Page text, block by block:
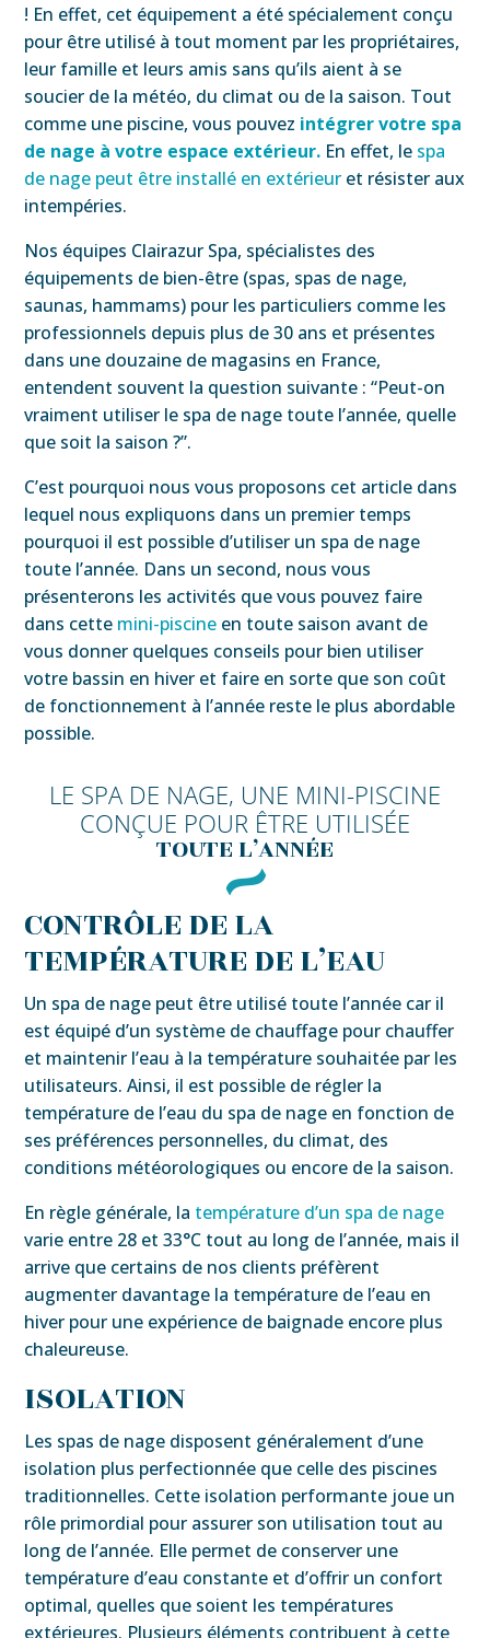
! En effet, cet équipement a été spécialement conçu
pour être utilisé à tout moment par les propriétaires,
leur famille et leurs amis sans qu’ils aient à se
soucier de la météo, du climat ou de la saison. Tout
comme une piscine, vous pouvez intégrer votre spa
de nage à votre espace extérieur. En effet, le spa
de nage peut être installé en extérieur et résister aux
intempéries.
Nos équipes Clairazur Spa, spécialistes des
équipements de bien-être (spas, spas de nage,
saunas, hammams) pour les particuliers comme les
professionnels depuis plus de 30 ans et présentes
dans une douzaine de magasins en France,
entendent souvent la question suivante : “Peut-on
vraiment utiliser le spa de nage toute l’année, quelle
que soit la saison ?”.
C’est pourquoi nous vous proposons cet article dans
lequel nous expliquons dans un premier temps
pourquoi il est possible d’utiliser un spa de nage
toute l’année. Dans un second, nous vous
présenterons les activités que vous pouvez faire
dans cette mini-piscine en toute saison avant de
vous donner quelques conseils pour bien utiliser
votre bassin en hiver et faire en sorte que son coût
de fonctionnement à l’année reste le plus abordable
possible.
LE SPA DE NAGE, UNE MINI-PISCINE
CONÇUE POUR ÊTRE UTILISÉE
TOUTE L’ANNÉE
CONTRÔLE DE LA
TEMPÉRATURE DE L’EAU
Un spa de nage peut être utilisé toute l’année car il
est équipé d’un système de chauffage pour chauffer
et maintenir l’eau à la température souhaitée par les
utilisateurs. Ainsi, il est possible de régler la
température de l’eau du spa de nage en fonction de
ses préférences personnelles, du climat, des
conditions météorologiques ou encore de la saison.
En règle générale, la température d’un spa de nage
varie entre 28 et 33°C tout au long de l’année, mais il
arrive que certains de nos clients préfèrent
augmenter davantage la température de l’eau en
hiver pour une expérience de baignade encore plus
chaleureuse.
ISOLATION
Les spas de nage disposent généralement d’une
isolation plus perfectionnée que celle des piscines
traditionnelles. Cette isolation performante joue un
rôle primordial pour assurer son utilisation tout au
long de l’année. Elle permet de conserver une
température d’eau constante et d’offrir un confort
optimal, quelles que soient les températures
extérieures. Plusieurs éléments contribuent à cette